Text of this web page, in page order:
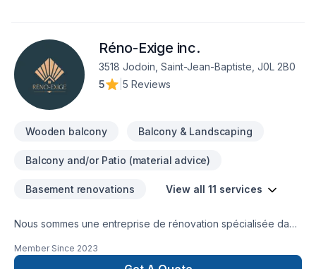
Réno-Exige inc.
3518 Jodoin, Saint-Jean-Baptiste, J0L 2B0
5
5 Reviews
Wooden balcony Balcony & Landscaping
Balcony and/or Patio (material advice)
Basement renovations View all 11 services
Nous sommes une entreprise de rénovation spécialisée dans
bains -Revêtements de sol -Carrelage -et pouvons
Member Since 2023